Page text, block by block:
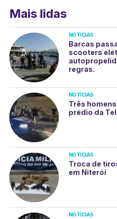
Mais lidas
NOTÍCIAS
Barcas
scooters
regras.
NOTÍCIAS
Três
prédio da
NOTÍCIAS
Troca de
em Niterói
NOTÍCIAS